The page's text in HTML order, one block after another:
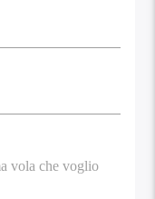
vola che voglio